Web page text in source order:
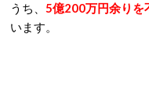
うち、 5億200万円余りを
います。